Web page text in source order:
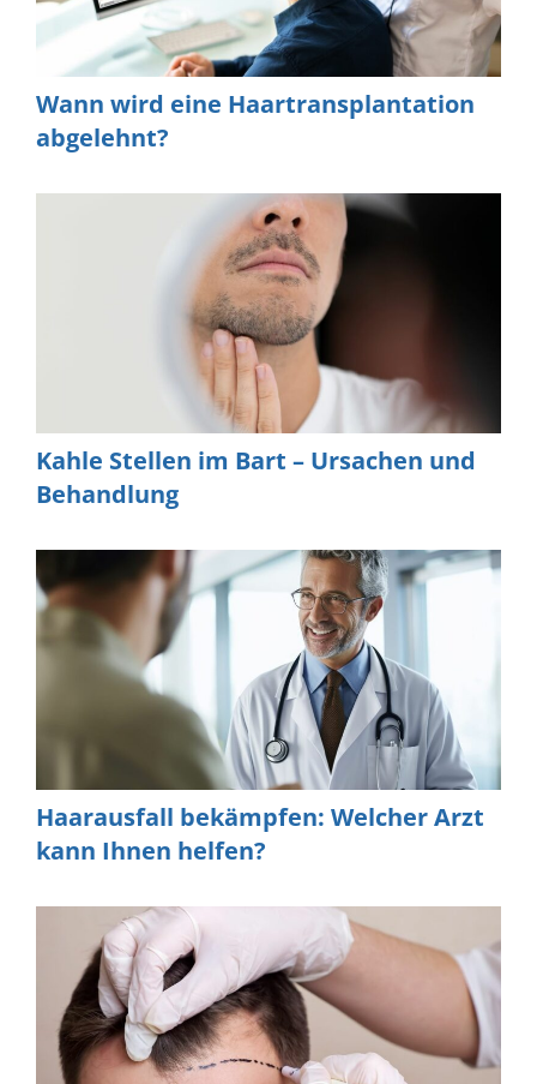
Wann wird eine Haartransplantation
abgelehnt?
Kahle Stellen im Bart – Ursachen und
Behandlung
Haarausfall bekämpfen: Welcher Arzt
kann Ihnen helfen?